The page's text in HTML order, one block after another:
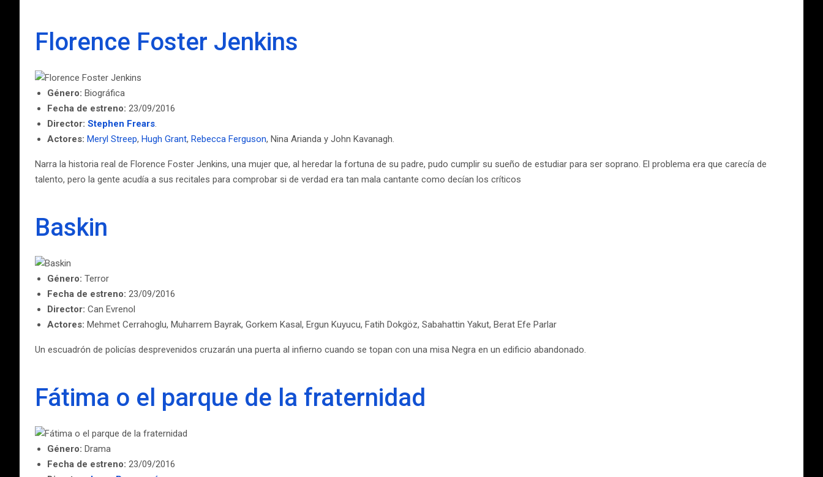
Florence Foster Jenkins
Género: Biográfica
Fecha de estreno: 23/09/2016
Director: Stephen Frears.
Actores: Meryl Streep, Hugh Grant, Rebecca Ferguson, Nina Arianda y John Kavanagh.
Narra la historia real de Florence Foster Jenkins, una mujer que, al heredar la fortuna de su padre, pudo cumplir su sueño de estudiar para ser soprano. El problema era que carecía de
talento, pero la gente acudía a sus recitales para comprobar si de verdad era tan mala cantante como decían los críticos
Baskin
Género: Terror
Fecha de estreno: 23/09/2016
Director: Can Evrenol
Actores: Mehmet Cerrahoglu, Muharrem Bayrak, Gorkem Kasal, Ergun Kuyucu, Fatih Dokgöz, Sabahattin Yakut, Berat Efe Parlar
Un escuadrón de policías desprevenidos cruzarán una puerta al infierno cuando se topan con una misa Negra en un edificio abandonado.
Fátima o el parque de la fraternidad
Género: Drama
Fecha de estreno: 23/09/2016